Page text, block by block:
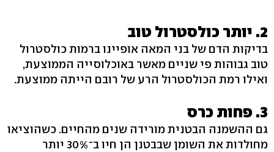
2. יותר כולסטרול טוב
בדיקות הדם של בני המאה אופיינו ברמות כולסטרול
טוב גבוהות פי שניים מאשר באוכלוסייה הממוצעת,
ואילו רמת הכולסטרול הרע של רובם הייתה ממוצעת.
3. פחות כרס
גם ההשמנה הבטנית מורידה שנים מהחיים. כשהוציאו
מחולדות את השומן שבבטנן הן חיו ב־30% יותר